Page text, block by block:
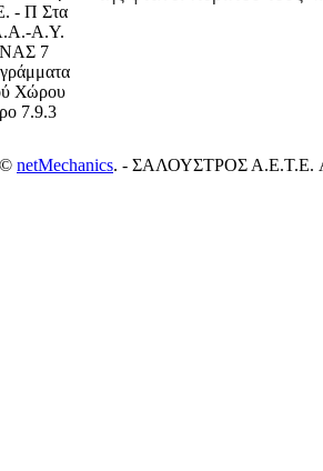
- Π Στα
Α.Υ.
7
Χώρου
7.9.3
© netMechanics. - ΣΑΛΟΥΣΤΡΟΣ Α.Ε.Τ.Ε.